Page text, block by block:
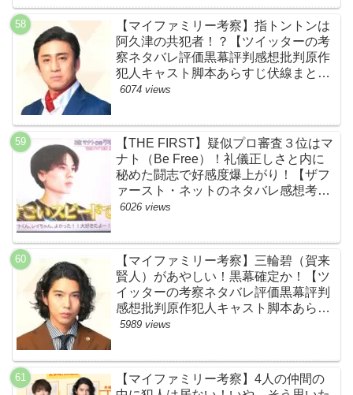
【マイファミリー考察】指トントンは
阿久津の共犯者！？【ツイッターの考
察ネタバレ評価黒幕評判感想批判原作
犯人キャスト脚本あらすじ伏線まと
め・松本幸四郎】
6074 views
【THE FIRST】疑似プロ審査３位はマ
ナト（Be Free）！礼儀正しさと内に
秘めた闘志で好感度爆上がり！【ザフ
ァースト・ネットのネタバレ感想考察
まとめ・スッキリ・BE:FIRST・ビー
6026 views
【マイファミリー考察】三輪碧（賀来
賢人）があやしい！黒幕確定か！【ツ
イッターの考察ネタバレ評価黒幕評判
感想批判原作犯人キャスト脚本あらす
じ伏線まとめ】
5989 views
【マイファミリー考察】4人の仲間の